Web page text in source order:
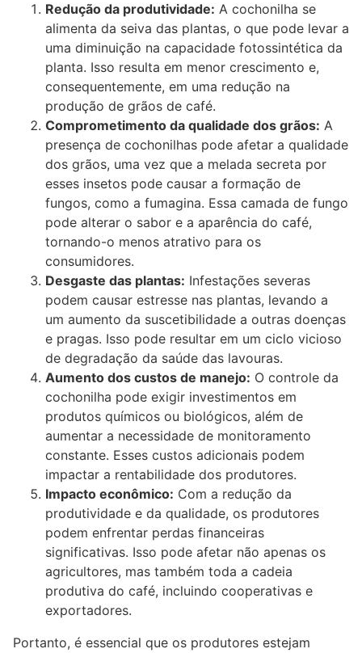
Redução da produtividade: A cochonilha se
alimenta da seiva das plantas, o que pode levar a
uma diminuição na capacidade fotossintética da
planta. Isso resulta em menor crescimento e,
consequentemente, em uma redução na
produção de grãos de café.
Comprometimento da qualidade dos grãos: A
presença de cochonilhas pode afetar a qualidade
dos grãos, uma vez que a melada secreta por
esses insetos pode causar a formação de
fungos, como a fumagina. Essa camada de fungo
pode alterar o sabor e a aparência do café,
tornando-o menos atrativo para os
consumidores.
Desgaste das plantas: Infestações severas
podem causar estresse nas plantas, levando a
um aumento da suscetibilidade a outras doenças
e pragas. Isso pode resultar em um ciclo vicioso
de degradação da saúde das lavouras.
Aumento dos custos de manejo: O controle da
cochonilha pode exigir investimentos em
produtos químicos ou biológicos, além de
aumentar a necessidade de monitoramento
constante. Esses custos adicionais podem
impactar a rentabilidade dos produtores.
Impacto econômico: Com a redução da
produtividade e da qualidade, os produtores
podem enfrentar perdas financeiras
significativas. Isso pode afetar não apenas os
agricultores, mas também toda a cadeia
produtiva do café, incluindo cooperativas e
exportadores.
Portanto, é essencial que os produtores estejam